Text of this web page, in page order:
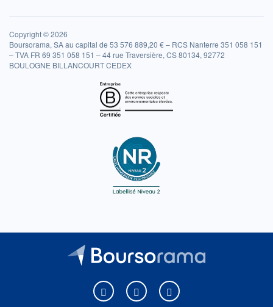
Copyright © 2026
Boursorama, SA au capital de 53 576 889,20 € – RCS Nanterre 351 058 151
– TVA FR 69 351 058 151 – 44 rue Traversière, CS 80134, 92772
BOULOGNE BILLANCOURT CEDEX
Boursorama sur Facebook
Boursorama sur XBoursorama sur